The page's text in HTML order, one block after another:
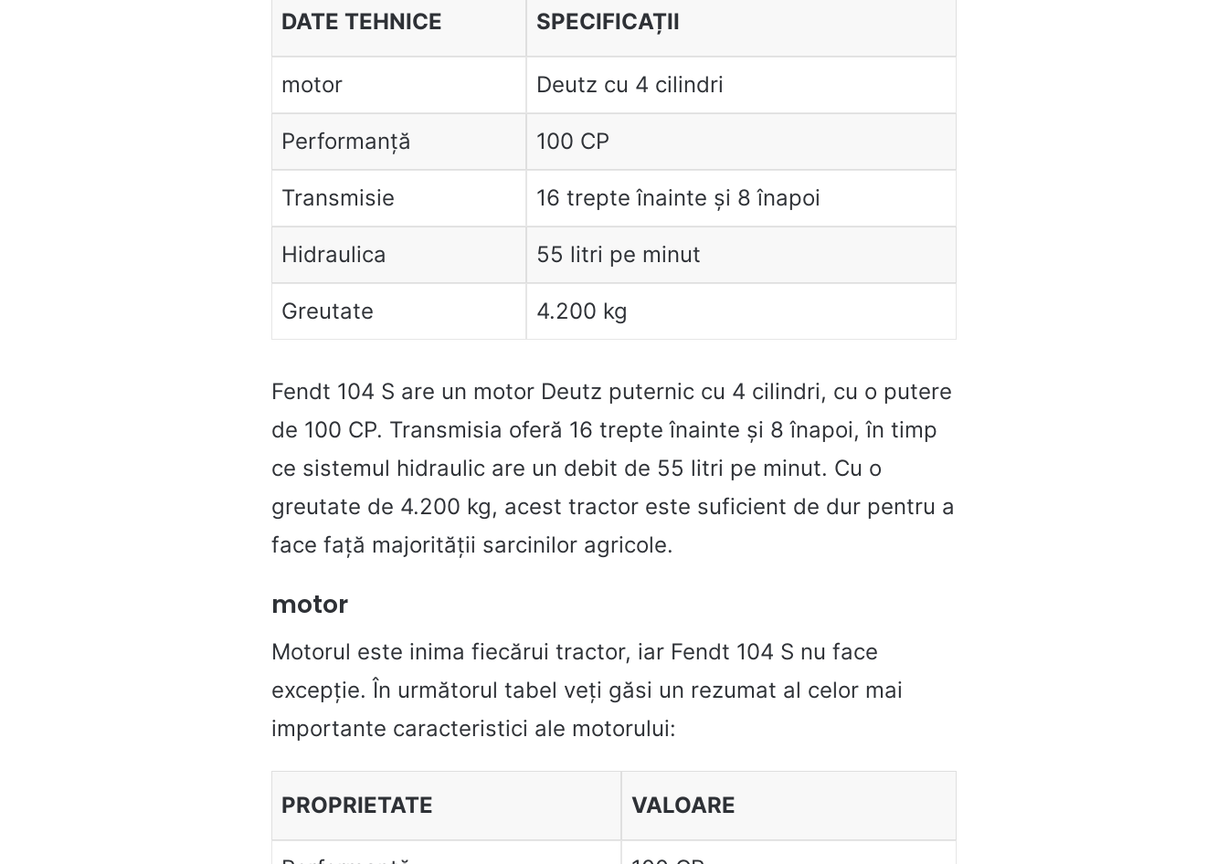
DATE TEHNICE SPECIFICAȚII
motor Deutz cu 4 cilindri
Performanță 100 CP
Transmisie 16 trepte înainte și 8 înapoi
Hidraulica 55 litri pe minut
Greutate 4.200 kg
Fendt 104 S are un motor Deutz puternic cu 4 cilindri, cu o putere
de 100 CP. Transmisia oferă 16 trepte înainte și 8 înapoi, în timp
ce sistemul hidraulic are un debit de 55 litri pe minut. Cu o
greutate de 4.200 kg, acest tractor este suficient de dur pentru a
face față majorității sarcinilor agricole.
motor
Motorul este inima fiecărui tractor, iar Fendt 104 S nu face
excepție. În următorul tabel veți găsi un rezumat al celor mai
importante caracteristici ale motorului:
PROPRIETATE VALOARE